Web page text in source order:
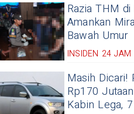
Razia THM
Amankan
Bawah Umur
INSIDEN 24 JAM
Masih
Rp170
Kabin Lega,